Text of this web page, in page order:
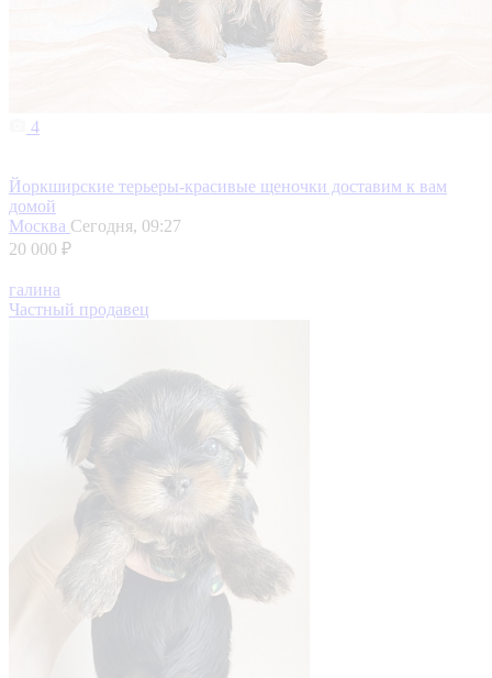
4
Йоркширские терьеры-красивые щеночки доставим к вам
домой
Москва Сегодня, 09:27
20 000 ₽
галина
Частный продавец